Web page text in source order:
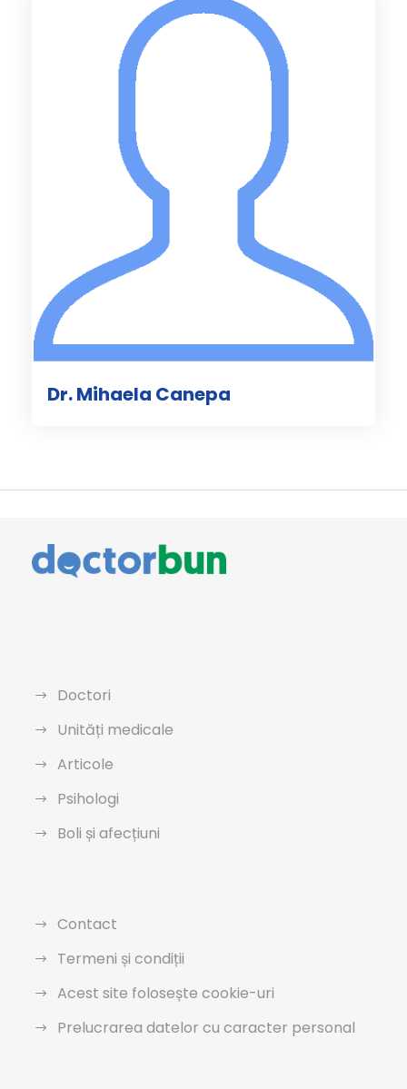
Dr. Mihaela Canepa
Doctori
Unități medicale
Articole
Psihologi
Boli și afecțiuni
Contact
Termeni și condiții
Acest site folosește cookie-uri
Prelucrarea datelor cu caracter personal